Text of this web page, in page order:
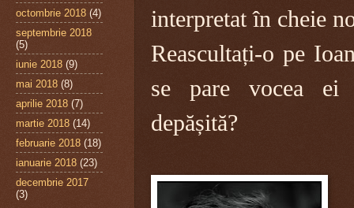
interpretat în cheie
Reascultați-o pe
se pare vocea ei
depășită?
octombrie 2018 (4)
septembrie 2018
(5)
iunie 2018 (9)
mai 2018 (8)
aprilie 2018 (7)
martie 2018 (14)
februarie 2018 (18)
ianuarie 2018 (23)
decembrie 2017
(3)